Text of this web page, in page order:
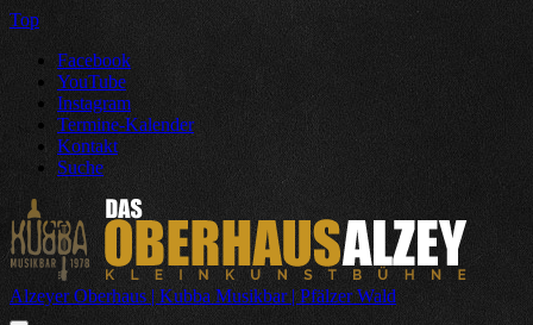
Top
Facebook
YouTube
Instagram
Termine-Kalender
Kontakt
Suche
Alzeyer Oberhaus | Kubba Musikbar | Pfälzer Wald